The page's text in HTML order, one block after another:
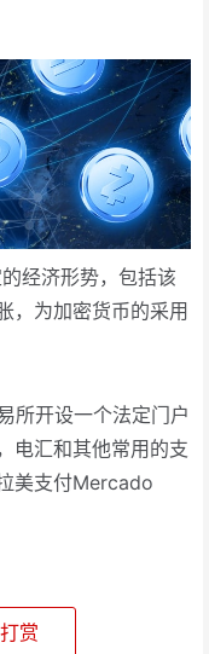
经济形势，包括该
，为加密货币的采用
开设一个法定门户
电汇和其他常用的支
美支付Mercado
打赏